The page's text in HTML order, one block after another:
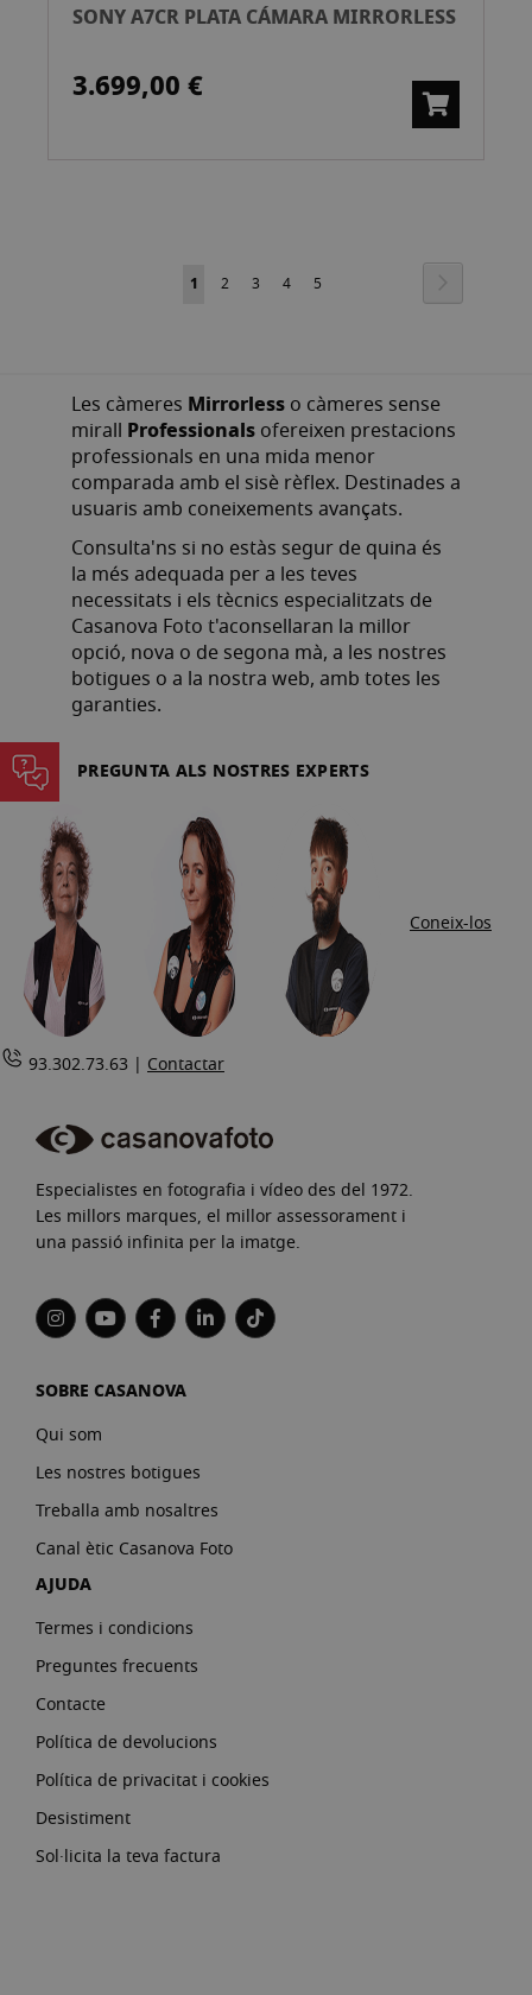
SONY A7CR PLATA CÁMARA MIRRORLESS
3.699,00 €
Pàgina
Actualment
la
pàgina
1 Pàgina
2 Pàgina
3 Pàgina
4 Pàgina
5
Les càmeres Mirrorless o càmeres sense
mirall Professionals ofereixen prestacions
professionals en una mida menor
comparada amb el sisè rèflex. Destinades a
usuaris amb coneixements avançats.
Consulta'ns si no estàs segur de quina és
la més adequada per a les teves
necessitats i els tècnics especialitzats de
Casanova Foto t'aconsellaran la millor
opció, nova o de segona mà, a les nostres
botigues o a la nostra web, amb totes les
garanties.
PREGUNTA ALS NOSTRES EXPERTS
Coneix-los
93.302.73.63 | Contactar
Especialistes en fotografia i vídeo des del 1972.
Les millors marques, el millor assessorament i
una passió infinita per la imatge.
SOBRE CASANOVA
Qui som
Les nostres botigues
Treballa amb nosaltres
Canal ètic Casanova Foto
AJUDA
Termes i condicions
Preguntes frecuents
Contacte
Política de devolucions
Política de privacitat i cookies
Desistiment
Sol·licita la teva factura